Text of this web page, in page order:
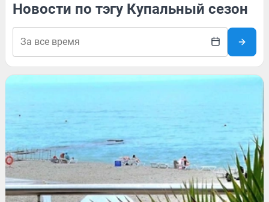
Новости по тэгу Купальный сезон